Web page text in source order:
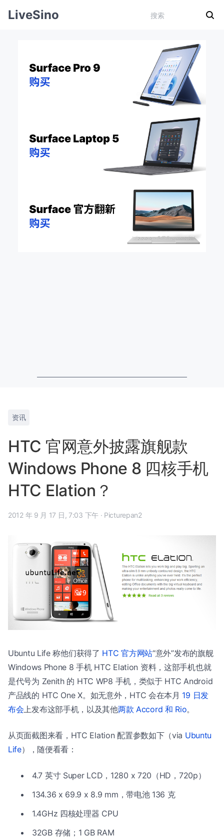
LiveSino
资讯
HTC 官网意外披露旗舰款
Windows Phone 8 四核手机
HTC Elation？
2012 年 9 月 17 日, 7:03 下午 · Picturepan2
Ubuntu Life 称他们获得了 HTC 官方网站“意外”发布的旗舰
Windows Phone 8 手机 HTC Elation 资料，这部手机也就
是代号为 Zenith 的 HTC WP8 手机，类似于 HTC Android
产品线的 HTC One X。如无意外，HTC 会在本月 19 日发
布会 上发布这部手机，以及其他两款 Accord 和 Rio。
从页面截图来看，HTC Elation 配置参数如下（via Ubuntu
Life），随便看看：
4.7 英寸 Super LCD，1280 x 720（HD，720p）
134.36 x 69.9 x 8.9 mm，带电池 136 克
1.4GHz 四核处理器 CPU
32GB 存储；1 GB RAM